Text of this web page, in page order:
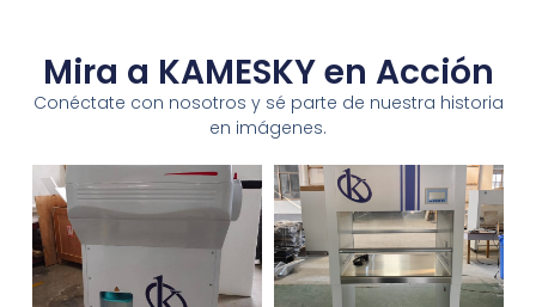
Mira a KAMESKY en Acción
Conéctate con nosotros y sé parte de nuestra historia
en imágenes.